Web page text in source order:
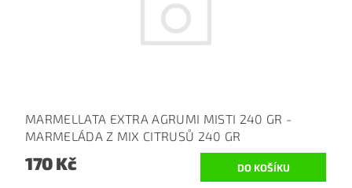
MARMELLATA EXTRA AGRUMI MISTI 240 GR -
MARMELÁDA Z MIX CITRUSŮ 240 GR
170 Kč